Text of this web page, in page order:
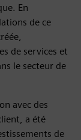
En
de ce
de services et
le secteur de
avec des
a été
de